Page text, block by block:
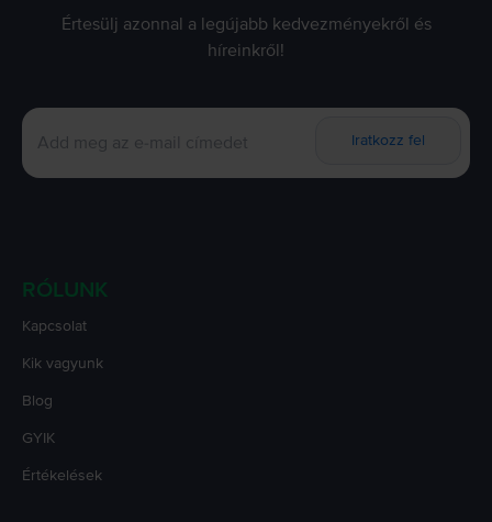
Értesülj azonnal a legújabb kedvezményekről és
híreinkről!
Iratkozz fel
RÓLUNK
Kapcsolat
Kik vagyunk
Blog
GYIK
Értékelések